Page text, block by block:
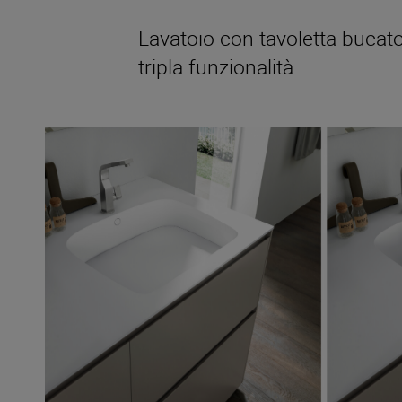
Lavatoio con tavoletta
tripla funzionalità.